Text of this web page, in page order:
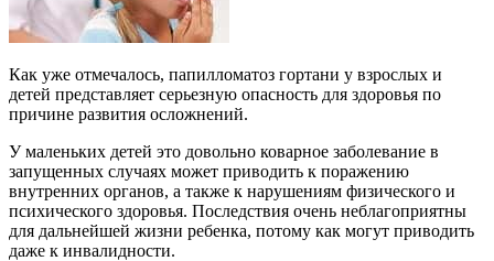
Как уже отмечалось, папилломатоз гортани у взрослых и
детей представляет серьезную опасность для здоровья по
причине развития осложнений.
У маленьких детей это довольно коварное заболевание в
запущенных случаях может приводить к поражению
внутренних органов, а также к нарушениям физического и
психического здоровья. Последствия очень неблагоприятны
для дальнейшей жизни ребенка, потому как могут приводить
даже к инвалидности.